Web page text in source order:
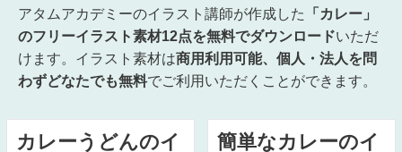
アタムアカデミーのイラスト講師が作成した
「カレー」
のフリーイラスト素材12点を無料でダウンロードいただ
けます。イラスト素材は商用利用可能、個人・法人を問
わずどなたでも無料でご利用いただくことができます。
カレーうどんのイ
簡単なカレーのイ